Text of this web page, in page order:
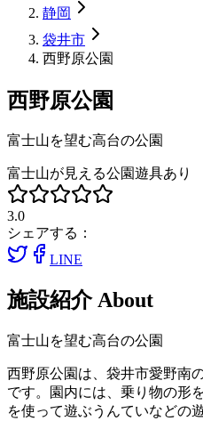
静岡
袋井市
西野原公園
西野原公園
富士山を望む高台の公園
富士山が見える公園遊具あり
3.0
シェアする：
LINE
施設紹介 About
富士山を望む高台の公園
西野原公園は、袋井市愛野南
です。園内には、乗り物の形
を使って遊ぶうんていなどの